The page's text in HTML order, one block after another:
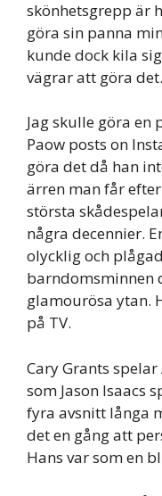
skönhetsgrepp är
göra sin panna
kunde dock kila
vägrar att göra det.
Jag skulle göra en
Paow posts on
göra det då han
ärren man får
största
några decennier.
olycklig och
barndomsminnen
glamourösa ytan.
på TV.
Cary Grants
som Jason Isaacs
fyra avsnitt långa
det en gång att
Hans var som en